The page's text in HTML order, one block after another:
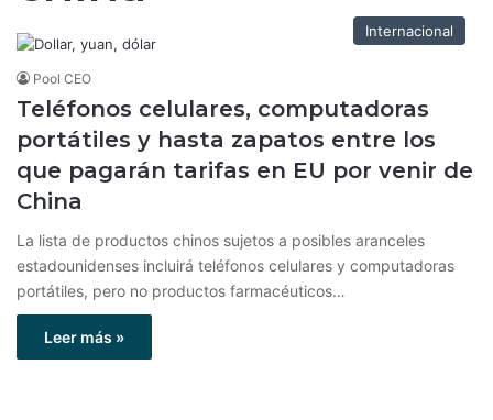
Internacional
Pool CEO
Teléfonos celulares, computadoras
portátiles y hasta zapatos entre los
que pagarán tarifas en EU por venir de
China
La lista de productos chinos sujetos a posibles aranceles
estadounidenses incluirá teléfonos celulares y computadoras
portátiles, pero no productos farmacéuticos…
Leer más »